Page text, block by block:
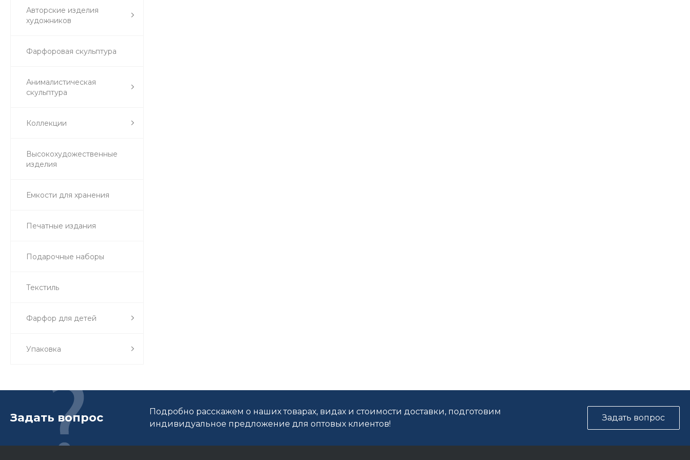
Авторские изделия
художников
Фарфоровая скульптура
Анималистическая
скульптура
Коллекции
Высокохудожественные
изделия
Емкости для хранения
Печатные издания
Подарочные наборы
Текстиль
Фарфор для детей
Упаковка
Задать вопрос
Подробно расскажем о наших товарах, видах и стоимости доставки, подготовим
индивидуальное предложение для оптовых клиентов!
Задать вопрос